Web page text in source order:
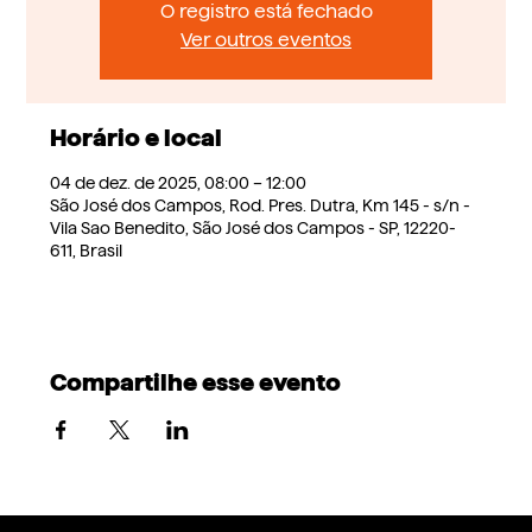
O registro está fechado
Ver outros eventos
Horário e local
04 de dez. de 2025, 08:00 – 12:00
São José dos Campos, Rod. Pres. Dutra, Km 145 - s/n -
Vila Sao Benedito, São José dos Campos - SP, 12220-
611, Brasil
Compartilhe esse evento